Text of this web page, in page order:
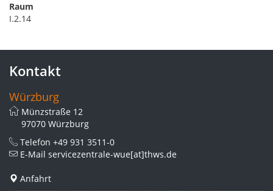
Raum
I.2.14
Kontakt
Würzburg
Münzstraße 12
97070 Würzburg
Telefon +49 931 3511-0
E-Mail servicezentrale-wue[at]thws.de
Anfahrt